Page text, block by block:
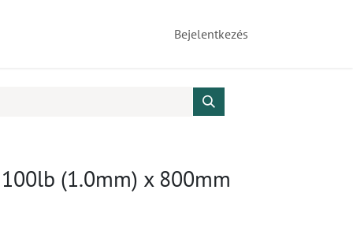
Bejelentkezés
(1.0mm) x 800mm